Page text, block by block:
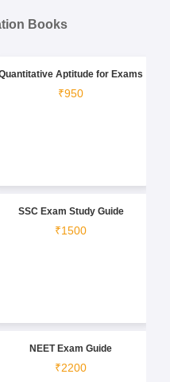
Books
Aptitude for Exams
₹950
SSC Exam Study Guide
₹1500
NEET Exam Guide
₹2200